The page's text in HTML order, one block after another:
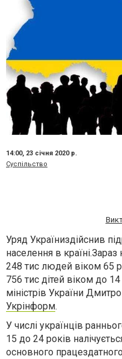
14:00, 23 січня 2020 р.
Суспільство
Уряд Україниздійснив
населення в країні.Зараз
248 тис людей віком 65
756 тис дітей віком до 14
міністрів України
Укрінформ.
У числі українців
15 до 24 років
основного працездатного